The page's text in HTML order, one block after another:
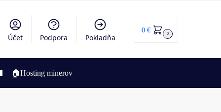
Účet Podpora Pokladňa
0 € 0
🏠Hosting minerov